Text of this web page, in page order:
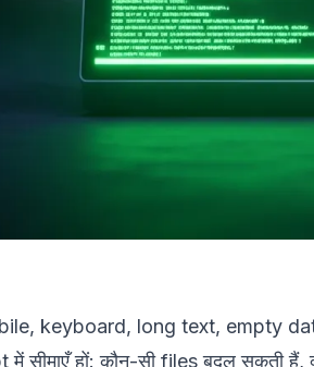
keyboard, long text, empty
में सीमाएँ हों: कौन-सी files बदल सकती